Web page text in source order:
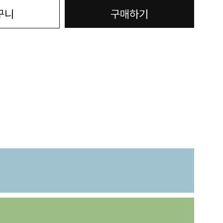
니 구매하기